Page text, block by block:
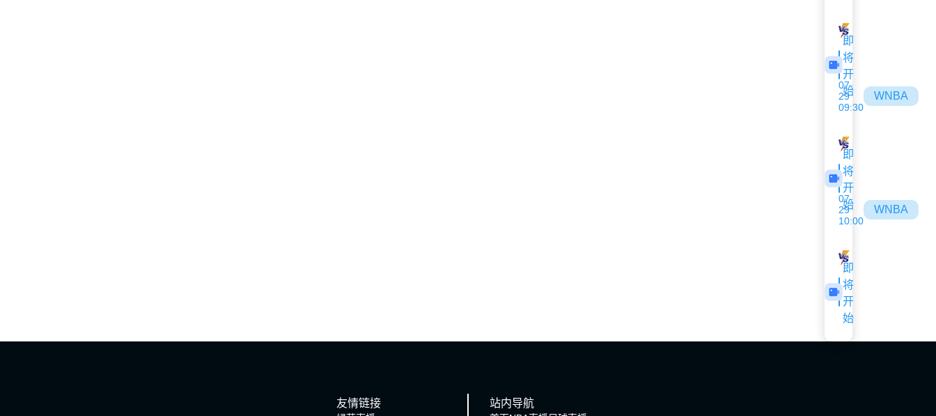
山猫
即
将
开
始
07-
29
09:30
WNBA
风暴
即
将
开
始
07-
29
10:00
WNBA
王牌
即
将
开
始
友情链接 站内导航